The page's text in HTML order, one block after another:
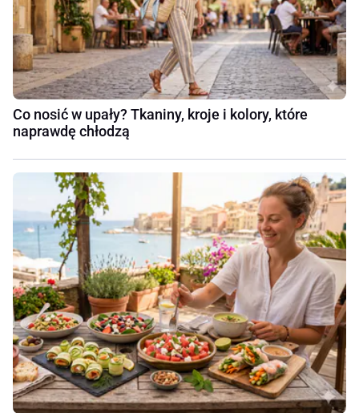
Co nosić w upały? Tkaniny, kroje i kolory, które
naprawdę chłodzą